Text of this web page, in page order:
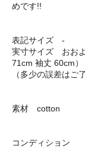
めです!!
表記サイズ -
実寸サイズ おお
71cm 袖丈 60cm）
（多少の誤差はご
素材 cotton
コンディション